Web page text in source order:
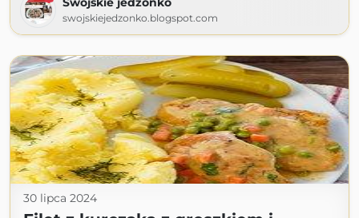
swojskiejedzonko.blogspot.com
30 lipca 2024